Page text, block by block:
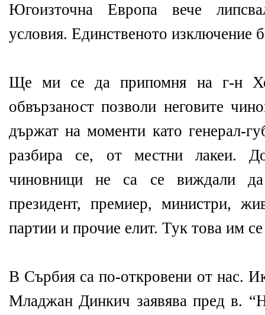
Югоизточна Европа вече
условия. Единственото изключение
Ще ми се да припомня на г-н
обвързаност позволи неговите
държат на моменти като генерал-
разбира се, от местни лакеи.
чиновници не са се виждали
президент, премиер, министри,
партии и прочие елит. Тук това им
В Сърбия са по-откровени от нас.
Младжан Динкич заявява пред в.